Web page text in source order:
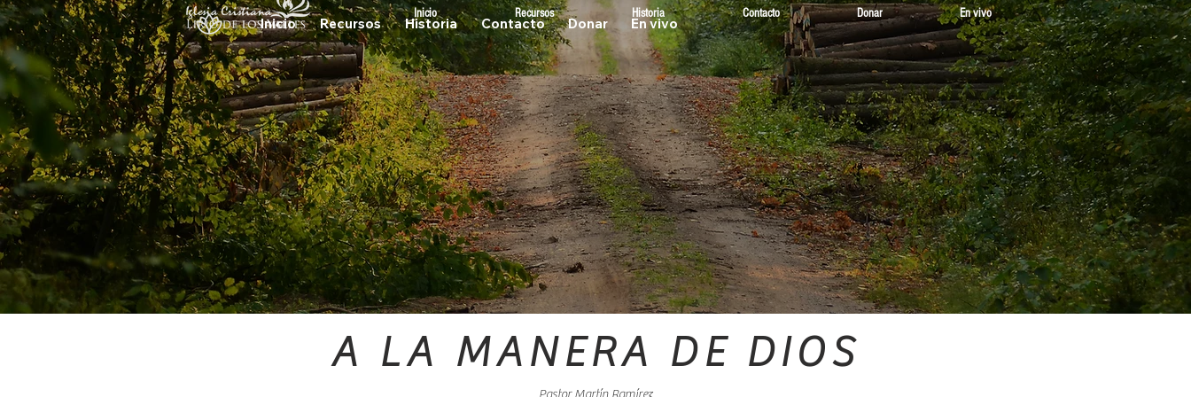
Inicio Recursos Historia Contacto Donar En vivo
Inicio Recursos Historia Contacto Donar En vivo
A LA MANERA DE DIOS